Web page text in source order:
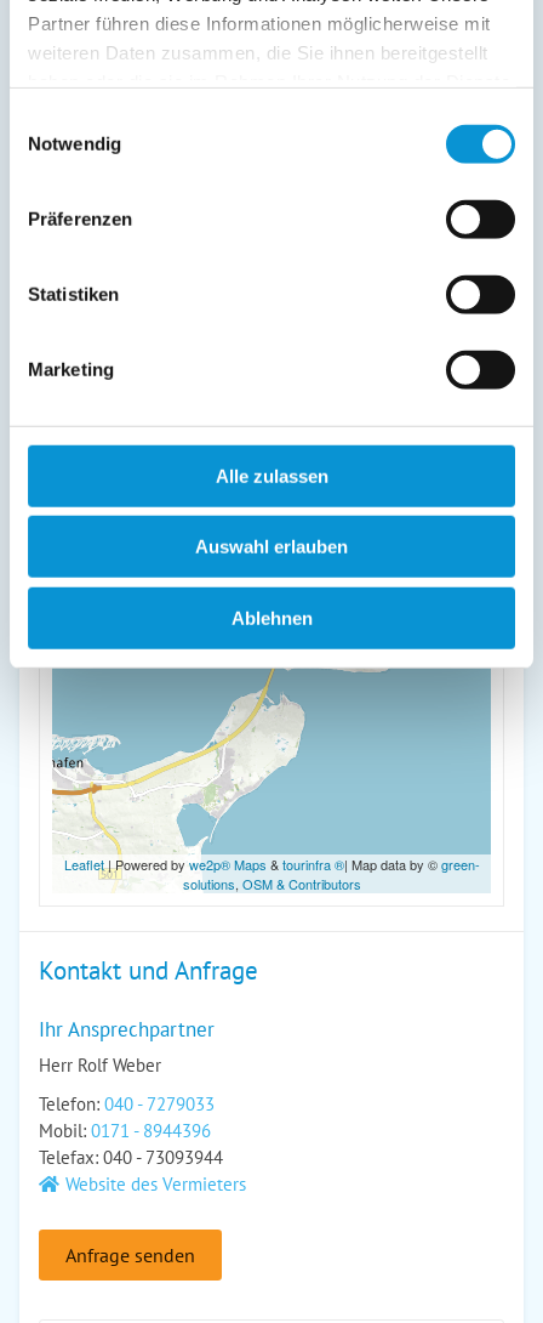
Partner führen diese Informationen möglicherweise mit
weiteren Daten zusammen, die Sie ihnen bereitgestellt
Notwendig
Präferenzen
Statistiken
Marketing
Alle zulassen
Auswahl erlauben
Ablehnen
Bettwäsche und Handtücher können nicht gestellt werden.
Bei einer Reservierung ist eine Mietsicherheit von EUR 150,-- zu zahlen.
Lage & Adresse des Objektes
Haus 46
-
Leaflet| Powered bywe2p® Maps &tourinfra ®| Map data by ©green-
solutions, OSM & Contributors
Kontakt und Anfrage
Ihr Ansprechpartner
Herr Rolf Weber
Telefon: 040 - 7279033
Mobil: 0171 - 8944396
Telefax: 040 - 73093944
Website des Vermieters
Anfrage senden